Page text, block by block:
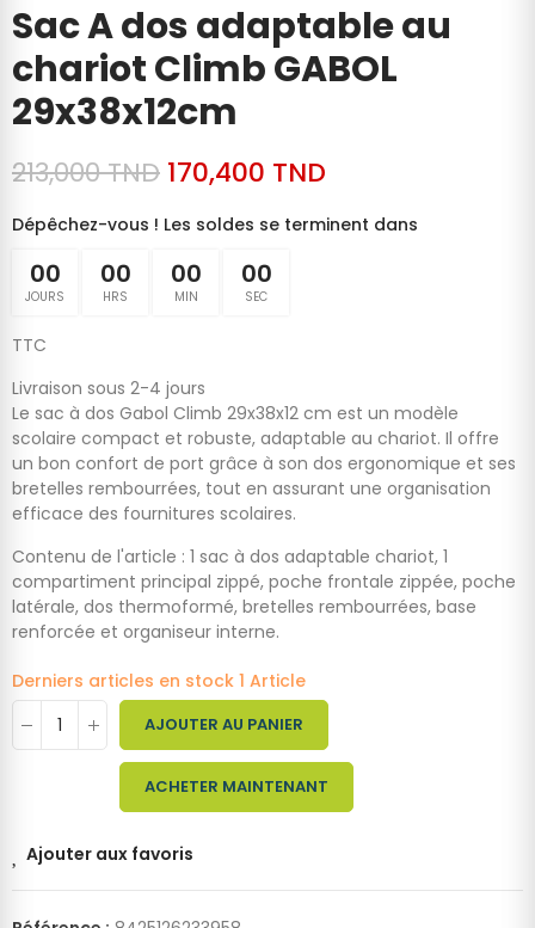
Sac A dos adaptable au
chariot Climb GABOL
29x38x12cm
213,000 TND 170,400 TND
Dépêchez-vous ! Les soldes se terminent dans
00
JOURS
00
HRS
00
MIN
00
SEC
TTC
Livraison sous 2-4 jours
Le sac à dos Gabol Climb 29x38x12 cm est un modèle
scolaire compact et robuste, adaptable au chariot. Il offre
un bon confort de port grâce à son dos ergonomique et ses
bretelles rembourrées, tout en assurant une organisation
efficace des fournitures scolaires.
Contenu de l'article : 1 sac à dos adaptable chariot, 1
compartiment principal zippé, poche frontale zippée, poche
latérale, dos thermoformé, bretelles rembourrées, base
renforcée et organiseur interne.
Derniers articles en stock 1 Article
AJOUTER AU PANIER
ACHETER MAINTENANT
Ajouter aux favoris